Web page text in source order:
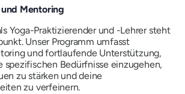
Mentoring
Yoga-Praktizierender und -Lehrer steht
Unser Programm umfasst
und fortlaufende Unterstützung,
spezifischen Bedürfnisse einzugehen,
zu stärken und deine
zu verfeinern.